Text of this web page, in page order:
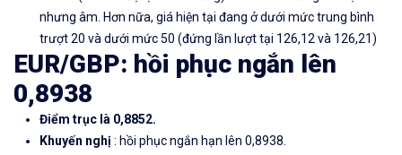
nhưng âm. Hơn nữa, giá hiện tại đang ở dưới mức trung bình
trượt 20 và dưới mức 50 (đứng lần lượt tại 126,12 và 126,21)
EUR/GBP: hồi phục ngắn lên
0,8938
Điểm trục là 0,8852.
Khuyến nghị : hồi phục ngắn hạn lên 0,8938.